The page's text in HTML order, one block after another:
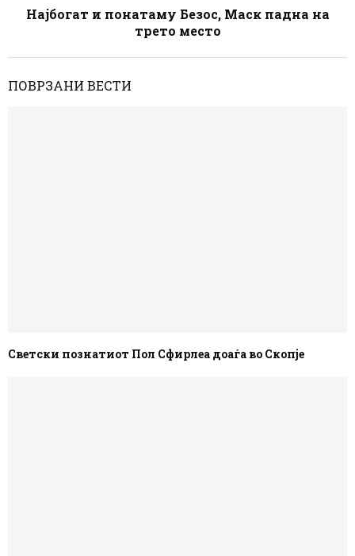
Најбогат и понатаму Безос, Маск падна на
трето место
ПОВРЗАНИ ВЕСТИ
Светски познатиот Пол Сфирлеа доаѓа во Скопје